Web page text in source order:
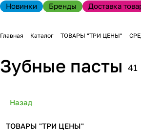
Новинки Бренды Доставка
Главная Каталог ТОВАРЫ "ТРИ ЦЕНЫ"
Зубные пасты 41
Назад
ТОВАРЫ "ТРИ ЦЕНЫ"